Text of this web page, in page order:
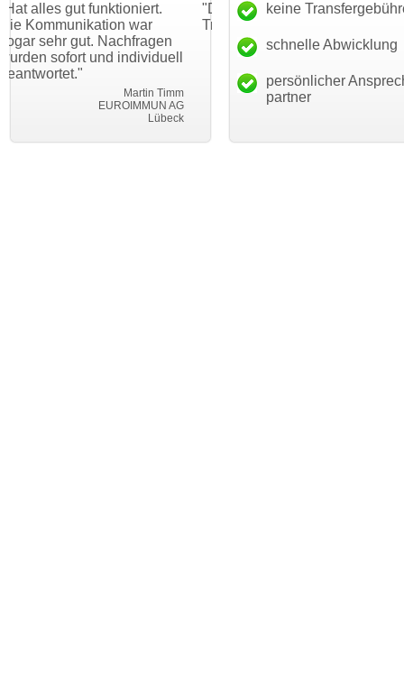
war
Nachfragen
individuell
"Danke für den schnellen
Transfer und guten Service!"
Thomas Schäfer
i can eckert communication GmbH
"Ich bin
haben. Die
mein
keine
schnelle Abwicklung
persönlicher
partner